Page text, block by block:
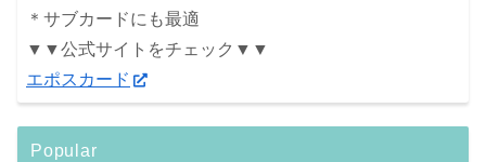
＊サブカードにも最適
▼▼公式サイトをチェック▼▼
エポスカード
Popular